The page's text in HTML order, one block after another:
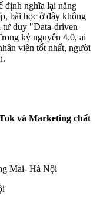
định nghĩa lại năng
bài học ở đây không
tư duy "Data-driven
kỷ nguyên 4.0, ai
viên tốt nhất, người
và Marketing chất
Mai- Hà Nội